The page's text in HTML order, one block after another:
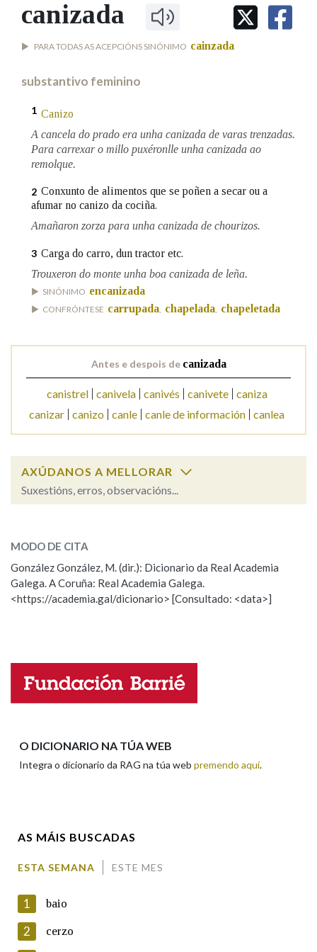
IDENTIDADE CORPORATIVA
MARCIAL DEL ADALID
CASA-MUSEO EMILIA PARDO
FIGURAS HOMENAXEADAS
HISTORIA
Facebook
TwitterYoutubeInstagram
Bluesky
BUSCAR NOS LEMAS
Comeza por
Contén
BUSCAR NO CONTIDO
Nas definicións
Nos exemplos
OUTRAS OPCIÓNS DE BUSCA
Pertence a
LIMPAR BUSCA
canizada
PARA TODAS AS ACEPCIÓNS SINÓNIMO cainzada
substantivo feminino
1 Canizo
A cancela do prado era unha canizada de varas trenzadas.
Para carrexar o millo puxéronlle unha canizada ao
remolque.
2 Conxunto de alimentos que se poñen a secar ou a
afumar no canizo da cociña.
Amañaron zorza para unha canizada de chourizos.
3 Carga do carro, dun tractor etc.
Trouxeron do monte unha boa canizada de leña.
SINÓNIMO encanizada
CONFRÓNTESE carrupada chapelada chapeletada
Antes e despois de canizada
canistrel canivela canivés canivete
caniza
canizar canizo canle canle de información canlea
AXÚDANOS A MELLORAR
Suxestións, erros, observacións...
ESCOLLE UNHA OPCIÓN:
Observación Hai un erro na palabra
Propoño mellorar a definición
Nome
MODO DE CITA
González González, M. (dir.): Dicionario da Real Academia
Galega. A Coruña: Real Academia Galega.
<https://academia.gal/dicionario> [Consultado: <data>]
O DICIONARIO NA TÚA WEB
Integra o dicionario da RAG na túa web premendo aquí.
AS MÁIS BUSCADAS
ESTA SEMANA ESTE MES
1 baio
2 cerzo